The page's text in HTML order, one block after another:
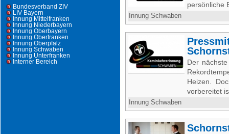
Bundesverband ZIV
LIV Bayern
Innung Mittelfranken
Innung Niederbayern
Innung Oberbayern
Innung Oberfranken
Innung Oberpfalz
Innung Schwaben
Innung Unterfranken
Interner Bereich
persönliche
Innung Schwaben
Der
Heizen.
vorbereitet
Innung Schwaben